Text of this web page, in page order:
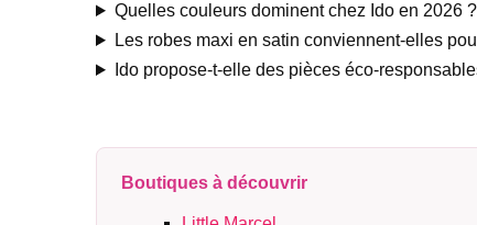
Quelles couleurs dominent chez Ido en 2026 ?
Les robes maxi en satin conviennent-elles
Ido propose-t-elle des pièces éco-
Boutiques à découvrir